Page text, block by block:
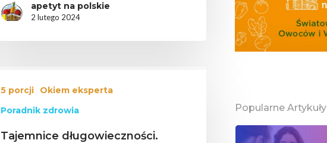
apetyt na polskie
2 lutego 2024
5 porcji
Okiem eksperta
Poradnik zdrowia
Tajemnice długowieczności.
Popularne Artykuły